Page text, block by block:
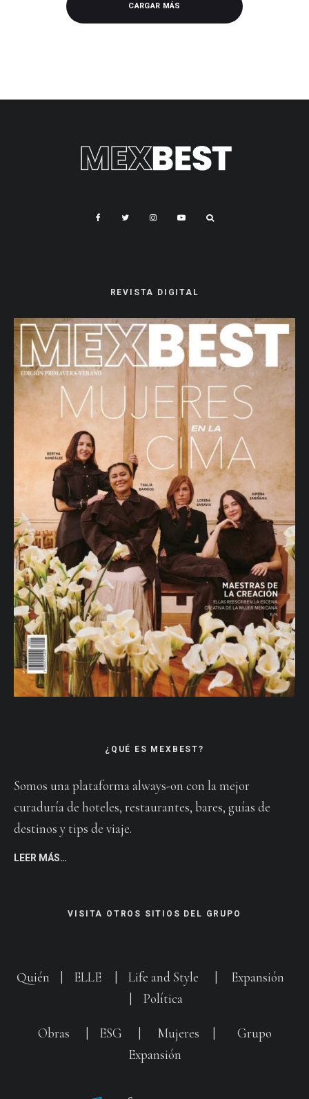
CARGAR MÁS
REVISTA DIGITAL
¿QUÉ ES MEXBEST?
Somos una plataforma always-on con la mejor
curaduría de hoteles, restaurantes, bares, guías de
destinos y tips de viaje.
LEER MÁS…
VISITA OTROS SITIOS DEL GRUPO
Quién ELLE Life and Style
Expansión
Política
Obras ESG Mujeres
Grupo
Expansión